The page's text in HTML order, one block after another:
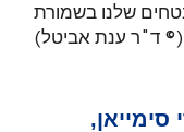
שלנו בשמורת